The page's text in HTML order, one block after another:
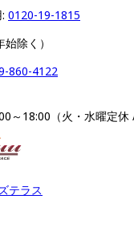
0120-19-1815
除く）
860-4122
～18:00（火・水曜定休
テラス